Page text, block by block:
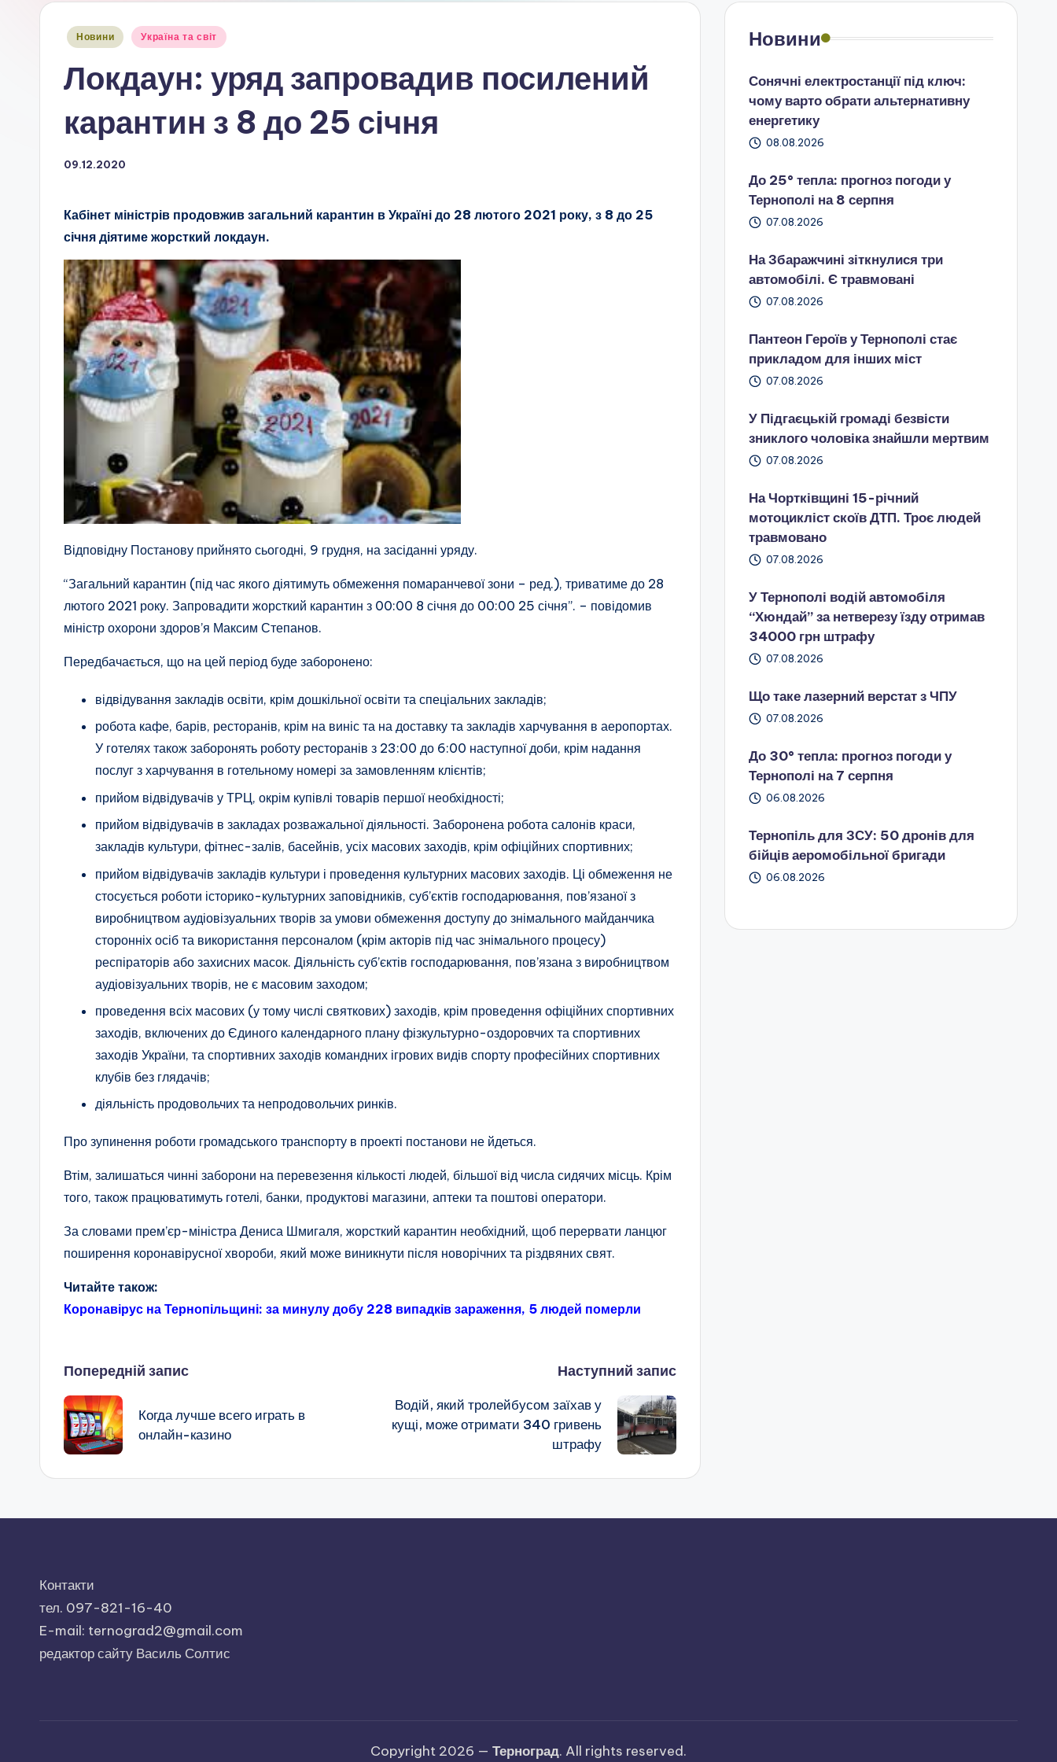
Опубліковано
Новини Україна та світ
Локдаун: уряд запровадив посилений
карантин з 8 до 25 січня
09.12.2020
Кабінет міністрів продовжив загальний карантин в Україні до 28 лютого 2021 року, з 8 до 25
січня діятиме жорсткий локдаун.
Відповідну Постанову прийнято сьогодні, 9 грудня, на засіданні уряду.
“Загальний карантин (під час якого діятимуть обмеження помаранчевої зони – ред.), триватиме до 28
лютого 2021 року. Запровадити жорсткий карантин з 00:00 8 січня до 00:00 25 січня”. – повідомив
міністр охорони здоров’я Максим Степанов.
Передбачається, що на цей період буде заборонено:
відвідування закладів освіти, крім дошкільної освіти та спеціальних закладів;
робота кафе, барів, ресторанів, крім на виніс та на доставку та закладів харчування в аеропортах.
У готелях також заборонять роботу ресторанів з 23:00 до 6:00 наступної доби, крім надання
послуг з харчування в готельному номері за замовленням клієнтів;
прийом відвідувачів у ТРЦ, окрім купівлі товарів першої необхідності;
прийом відвідувачів в закладах розважальної діяльності. Заборонена робота салонів краси,
закладів культури, фітнес-залів, басейнів, усіх масових заходів, крім офіційних спортивних;
прийом відвідувачів закладів культури і проведення культурних масових заходів. Ці обмеження не
стосується роботи історико-культурних заповідників, суб’єктів господарювання, пов’язаної з
виробництвом аудіовізуальних творів за умови обмеження доступу до знімального майданчика
сторонніх осіб та використання персоналом (крім акторів під час знімального процесу)
респіраторів або захисних масок. Діяльність суб’єктів господарювання, пов’язана з виробництвом
аудіовізуальних творів, не є масовим заходом;
проведення всіх масових (у тому числі святкових) заходів, крім проведення офіційних спортивних
заходів, включених до Єдиного календарного плану фізкультурно-оздоровчих та спортивних
заходів України, та спортивних заходів командних ігрових видів спорту професійних спортивних
клубів без глядачів;
діяльність продовольчих та непродовольчих ринків.
Про зупинення роботи громадського транспорту в проекті постанови не йдеться.
Втім, залишаться чинні заборони на перевезення кількості людей, більшої від числа сидячих місць. Крім
того, також працюватимуть готелі, банки, продуктові магазини, аптеки та поштові оператори.
За словами прем’єр-міністра Дениса Шмигаля, жорсткий карантин необхідний, щоб перервати ланцюг
поширення коронавірусної хвороби, який може виникнути після новорічних та різдвяних свят.
Читайте також:
Коронавірус на Тернопільщині: за минулу добу 228 випадків зараження, 5 людей померли
Навігація
по
запису
Попередній запис
Когда лучше всего играть в
онлайн-казино
Наступний запис
Водій, який тролейбусом заїхав у
кущі, може отримати 340 гривень
штрафу
Новини
Сонячні електростанції під ключ:
чому варто обрати альтернативну
енергетику
08.08.2026
До 25° тепла: прогноз погоди у
Тернополі на 8 серпня
07.08.2026
На Збаражчині зіткнулися три
автомобілі. Є травмовані
07.08.2026
Пантеон Героїв у Тернополі стає
прикладом для інших міст
07.08.2026
У Підгаєцькій громаді безвісти
зниклого чоловіка знайшли мертвим
07.08.2026
На Чортківщині 15-річний
мотоцикліст скоїв ДТП. Троє людей
травмовано
07.08.2026
У Тернополі водій автомобіля
“Хюндай” за нетверезу їзду отримав
34000 грн штрафу
07.08.2026
Що таке лазерний верстат з ЧПУ
07.08.2026
До 30° тепла: прогноз погоди у
Тернополі на 7 серпня
06.08.2026
Тернопіль для ЗСУ: 50 дронів для
бійців аеромобільної бригади
06.08.2026
Контакти
тел. 097-821-16-40
E-mail: ternograd2@gmail.com
редактор сайту Василь Солтис
Copyright 2026 — Терноград. All rights reserved.